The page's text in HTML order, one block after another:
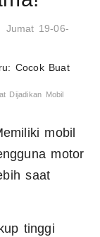
Jumat 19-06-
Dijadikan Mobil
mobil
motor
saat
tinggi